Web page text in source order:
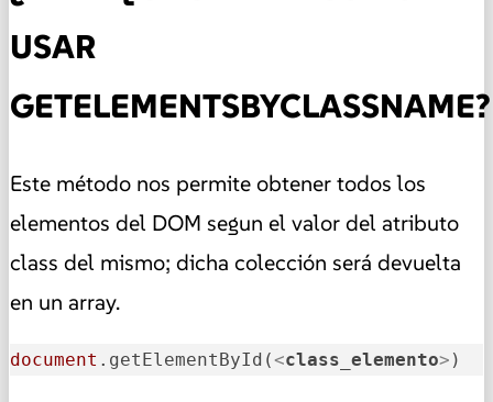
USAR
GETELEMENTSBYCLASSNAME?
Este método nos permite obtener todos los
elementos del DOM segun el valor del atributo
class del mismo; dicha colección será devuelta
en un array.
document .getElementById(<class_elemento> )